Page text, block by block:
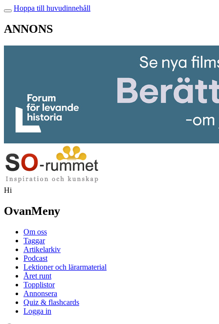
Hoppa till huvudinnehåll
ANNONS
Hi
OvanMeny
Om oss
Taggar
Artikelarkiv
Podcast
Lektioner och lärarmaterial
Året runt
Topplistor
Annonsera
Quiz & flashcards
Logga in